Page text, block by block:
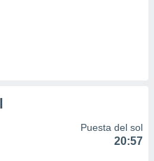
Puesta del sol
20:57